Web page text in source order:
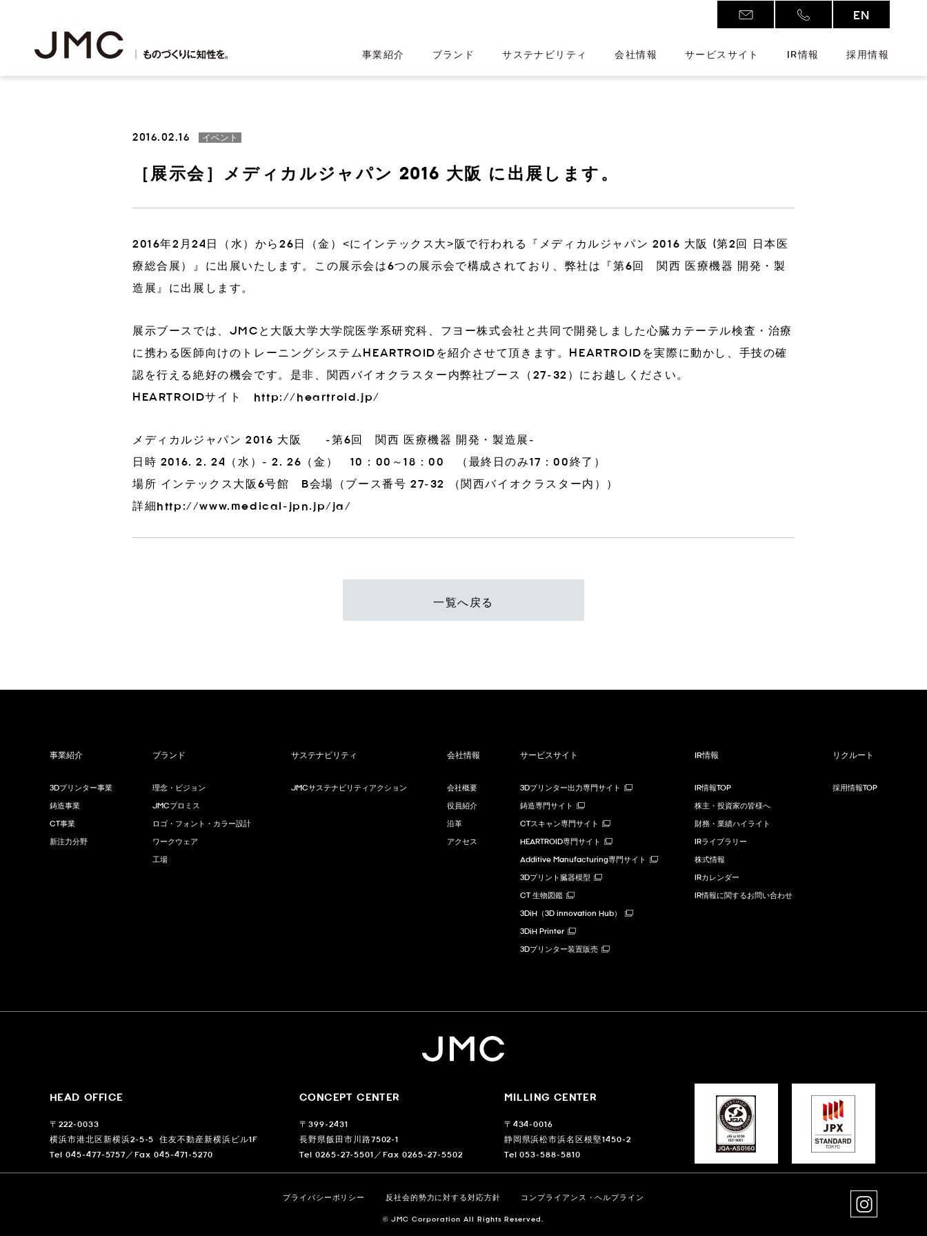
EN
事業紹介 ブランド サステナビリティ 会社情報 サービスサイト IR情報 採用情報
3Dプリンター事業 鋳造事業 CT事業 新注力分野
JMCプロミス ロゴ・フォント・カラー設計 ワークウェア
JMCサステナビリティアクション 役員紹介 沿革 アクセス
3Dプリント臓器模型 CT生物図鑑 3DiH 3DiH Printer 3Dプリンター装置販売
株主・投資家の皆様へ 財務・業績ハイライト IRライブラリー 株式情報
IR情報に関するお問い合わせ
新卒採用・中途採用 アルバイト
2016.02.16 イベント
［展示会］メディカルジャパン 2016 大阪 に出展します。
2016年2月24日（水）から26日（金）<にインテックス大> 阪で行われる『メディカルジャパン 2016 大阪 (第2回 日本医
療総合展）』に出展いたします。この展示会は6つの展示会で構成されており、弊社は『第6回 関西 医療機器 開発・製
造展』に出展します。
展示ブースでは、JMCと大阪大学大学院医学系研究科、フヨー株式会社と共同で開発しました心臓カテーテル検査・治療
に携わる医師向けのトレーニングシステムHEARTROIDを紹介させて頂きます。HEARTROIDを実際に動かし、手技の確
認を行える絶好の機会です。是非、関西バイオクラスター内弊社ブース（27-32）にお越しください。
HEARTROIDサイト http://heartroid.jp/
メディカルジャパン 2016 大阪 -第6回 関西 医療機器 開発・製造展-
日時 2016. 2. 24（水）- 2. 26（金） 10：00～18：00 （最終日のみ17：00終了）
場所 インテックス大阪6号館 B会場（ブース番号 27-32 （関西バイオクラスター内））
詳細http://www.medical-jpn.jp/ja/
一覧へ戻る
事業紹介
3Dプリンター事業
鋳造事業
CT事業
新注力分野
ブランド
理念・ビジョン
JMCプロミス
ロゴ・フォント・カラー設計
ワークウェア
工場
サステナビリティ
JMCサステナビリティアクション
会社情報
会社概要
役員紹介
沿革
アクセス
サービスサイト
3Dプリンター出力専門サイト
鋳造専門サイト
CTスキャン専門サイト
HEARTROID専門サイト
Additive Manufacturing専門サイト
3Dプリント臓器模型
CT 生物図鑑
3DiH（3D innovation Hub）
3DiH Printer
3Dプリンター装置販売
IR情報
IR情報TOP
株主・投資家の皆様へ
財務・業績ハイライト
IRライブラリー
株式情報
IRカレンダー
IR情報に関するお問い合わせ
リクルート
採用情報TOP
HEAD OFFICE
〒222-0033
横浜市港北区新横浜2-5-5
住友不動産新横浜ビル1F
Tel 045-477-5757／Fax 045-471-5270
CONCEPT CENTER
〒399-2431
長野県飯田市川路7502-1
Tel 0265-27-5501／Fax 0265-27-5502
MILLING CENTER
〒434-0016
静岡県浜松市浜名区根堅1450-2
Tel 053-588-5810
プライバシーポリシー 反社会的勢力に対する対応方針 コンプライアンス・ヘルプライン
© JMC Corporation All Rights Reserved.